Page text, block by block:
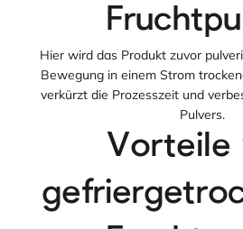
Hier wird das Produkt zuvor
Bewegung in einem Strom
verkürzt die Prozesszeit und
Pulvers.
Vorteile